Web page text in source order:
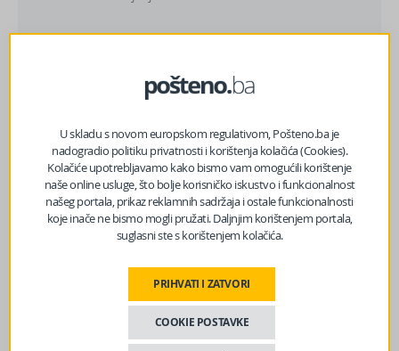
FacebookMessenger
TwitterWhatsApp
Viber Email
U skladu s novom europskom regulativom, Pošteno.ba je
nadogradio politiku privatnosti i korištenja kolačića (Cookies).
Kolačiće upotrebljavamo kako bismo vam omogućili korištenje
naše online usluge, što bolje korisničko iskustvo i funkcionalnost
našeg portala, prikaz reklamnih sadržaja i ostale funkcionalnosti
koje inače ne bismo mogli pružati. Daljnjim korištenjem portala,
suglasni ste s korištenjem kolačića.
PRIHVATI I ZATVORI
COOKIE POSTAVKE